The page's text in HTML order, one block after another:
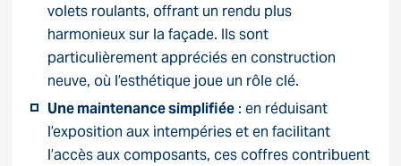
volets roulants, offrant un rendu plus
harmonieux sur la façade. Ils sont
particulièrement appréciés en construction
neuve, où l’esthétique joue un rôle clé.
Une maintenance simplifiée : en réduisant
l’exposition aux intempéries et en facilitant
l’accès aux composants, ces coffres contribuent